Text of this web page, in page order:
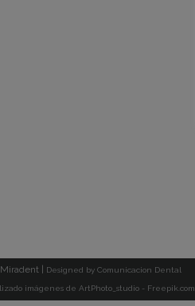
| Designed by Comunicacion Dental
imágenes de ArtPhoto_studio - Freepik.com